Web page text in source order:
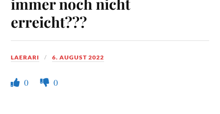
erreicht???
LAERARI 6. AUGUST 2022
0 0